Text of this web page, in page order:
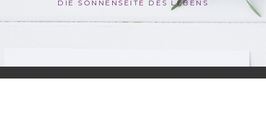
DIE SONNENSEITE DES LEBENS